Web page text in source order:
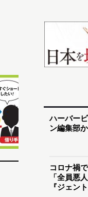
ハーバー
ン編集部
コロナ禍
「全員悪
『ジェン